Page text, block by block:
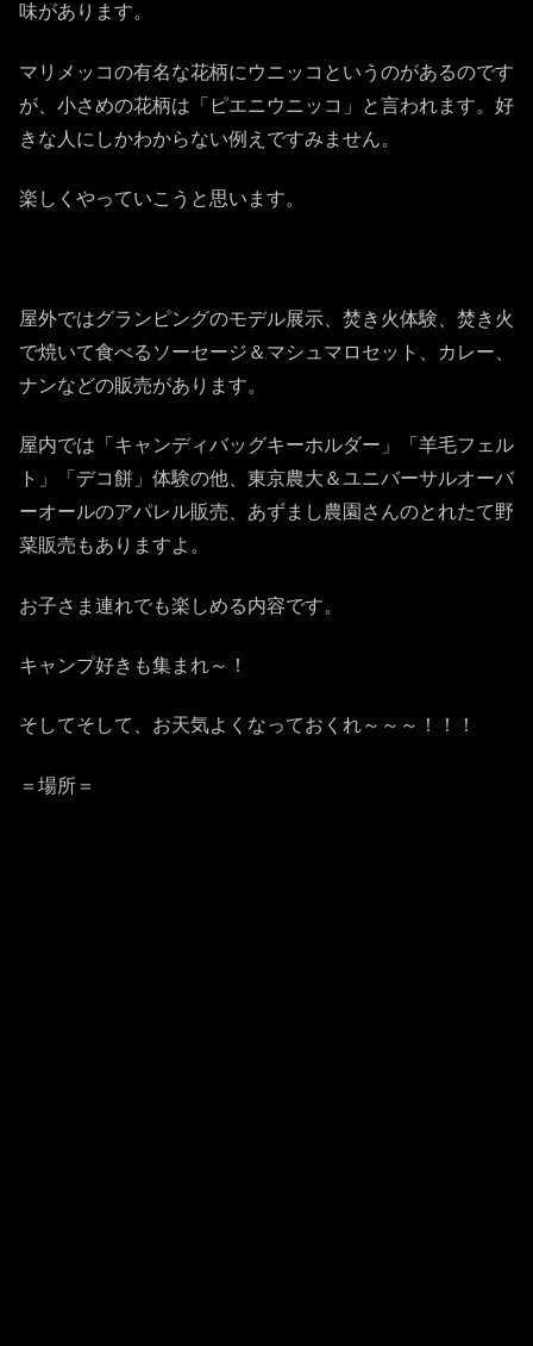
味があります。
マリメッコの有名な花柄にウニッコというのがあるのです
が、小さめの花柄は「ピエニウニッコ」と言われます。好
きな人にしかわからない例えですみません。
楽しくやっていこうと思います。
屋外ではグランピングのモデル展示、焚き火体験、焚き火
で焼いて食べるソーセージ＆マシュマロセット、カレー、
ナンなどの販売があります。
屋内では「キャンディバッグキーホルダー」「羊毛フェル
ト」「デコ餅」体験の他、東京農大＆ユニバーサルオーバ
ーオールのアパレル販売、あずまし農園さんのとれたて野
菜販売もありますよ。
お子さま連れでも楽しめる内容です。
キャンプ好きも集まれ～！
そしてそして、お天気よくなっておくれ～～～！！！
＝場所＝